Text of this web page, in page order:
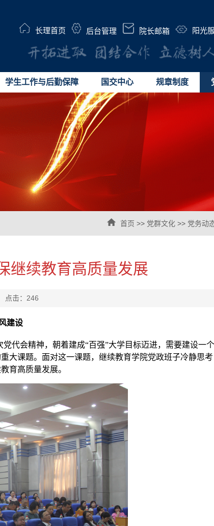
长理首页 后台管理 院长邮箱 阳光
学生工作与后勤保障 国交中心 规章制度
首页 >> 党群文化 >> 党务动
继续教育高质量发展
击： 246
建设
代会精神，朝着建成“百强”大学目标迈进，需要建设一
大课题。面对这一课题，继续教育学院党政班子冷静思
育高质量发展。